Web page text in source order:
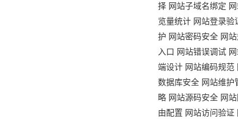
择 网站子域名绑定
览量统计 网站登录验
护 网站密码安全 网
入口 网站错误调试
端设计 网站编码规范
数据库安全 网站维护
略 网站源码安全 网
由配置 网站访问验证